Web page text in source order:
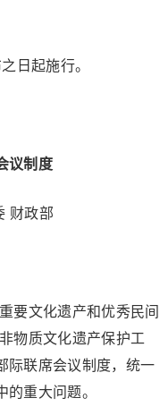
日起施行。
议制度
财政部
要文化遗产和优秀民间
物质文化遗产保护工
际联席会议制度，统一
重大问题。